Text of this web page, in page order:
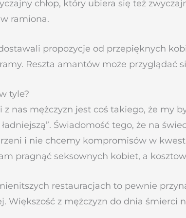
chłop, który ubiera się też
ramiona.
propozycje od przepięknych
Reszta amantów może przyglądać
tyle?
nas mężczyzn jest coś takiego, że my
Świadomość tego, że na
i nie chcemy kompromisów w
pragnąć seksownych kobiet, a
restauracjach to pewnie
Większość z mężczyzn do dnia śmierci